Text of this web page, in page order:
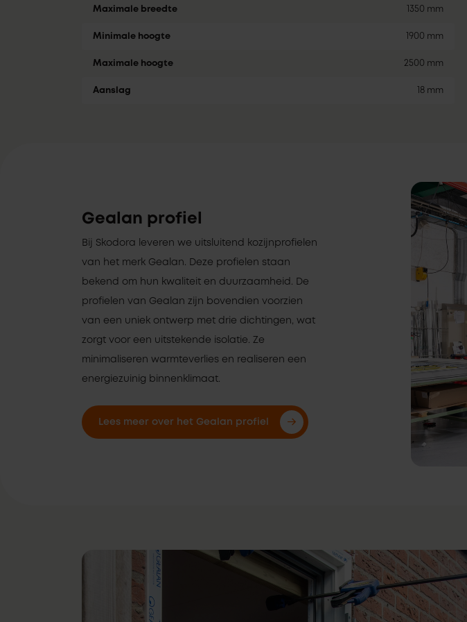
Maximale breedte 1350 mm
Minimale hoogte 1900 mm
Maximale hoogte 2500 mm
Aanslag 18 mm
Gealan profiel
Bij Skodora leveren we uitsluitend kozijnprofielen
van het merk Gealan. Deze profielen staan
bekend om hun kwaliteit en duurzaamheid. De
profielen van Gealan zijn bovendien voorzien
van een uniek ontwerp met drie dichtingen, wat
zorgt voor een uitstekende isolatie. Ze
minimaliseren warmteverlies en realiseren een
energiezuinig binnenklimaat.
Lees meer over het Gealan profiel